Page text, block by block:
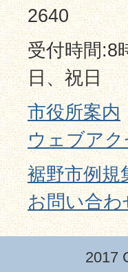
2640
受付時間:8
日、祝日
市役所案内
ウェブア
裾野市例規
お問い合わ
2017